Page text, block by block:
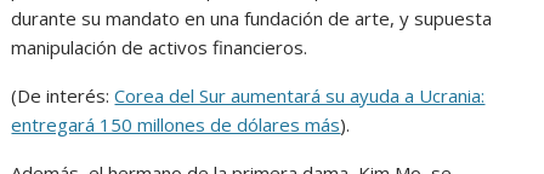
durante su mandato en una fundación de arte, y supuesta
manipulación de activos financieros.
(De interés:Corea del Sur aumentará su ayuda a Ucrania:
entregará 150 millones de dólares más).